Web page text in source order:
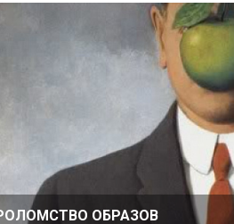
ОБРАЗОВ